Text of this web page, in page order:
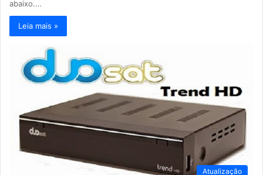
abaixo.…
Leia mais »
Atualização